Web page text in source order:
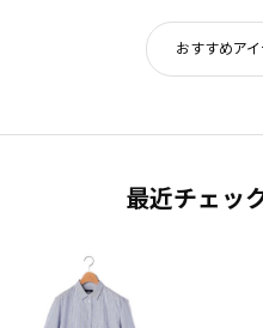
おすすめア
最近チェッ